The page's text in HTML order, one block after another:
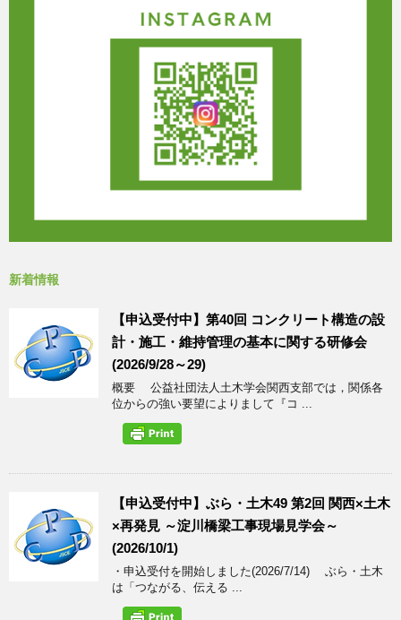
新着情報
【申込受付中】第40回 コンクリート構造の設
計・施工・維持管理の基本に関する研修会
(2026/9/28～29)
概要 公益社団法人土木学会関西支部では，関係各
位からの強い要望によりまして『コ ...
【申込受付中】ぶら・土木49 第2回 関西×土木
×再発見 ～淀川橋梁工事現場見学会～
(2026/10/1)
・申込受付を開始しました(2026/7/14) ぶら・土木
は「つながる、伝える ...